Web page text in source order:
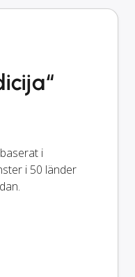
i
i 50 länder